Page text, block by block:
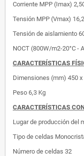
Corriente MPP (Imax)
Tensión MPP (Vmax)
Tensión de aislamiento
NOCT (800W/m2-20°C -
CARACTERÍSTICAS
Dimensiones (mm) 450 x
Peso 6,3 Kg
CARACTERÍSTICAS
Lugar de producción del
Tipo de celdas
Número de celdas 32